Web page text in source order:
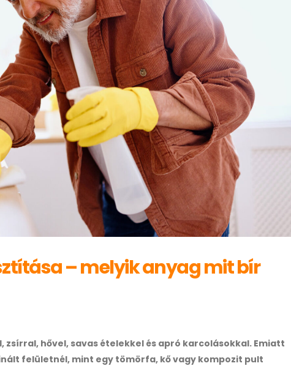
– melyik anyag mit bír
hővel, savas ételekkel és apró karcolásokkal. Emiatt
felületnél, mint egy tömörfa, kő vagy kompozit pult